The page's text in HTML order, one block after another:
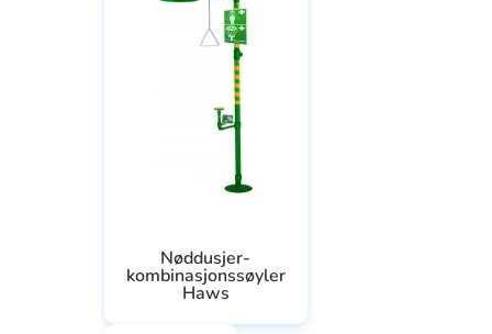
Nøddusjer-
kombinasjonssøyler
Haws